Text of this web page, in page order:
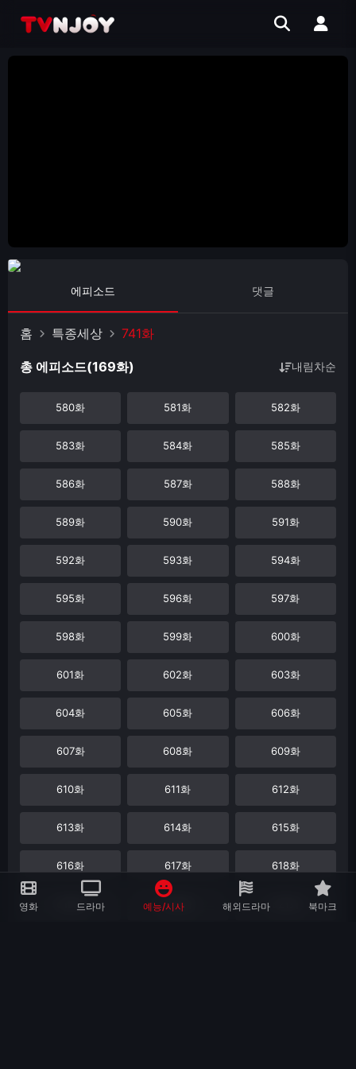
에피소드 댓글
홈 특종세상 741화
총 에피소드(169화) 내림차순
580화 581화 582화
583화 584화 585화
586화 587화 588화
589화 590화 591화
592화 593화 594화
595화 596화 597화
598화 599화 600화
601화 602화 603화
604화 605화 606화
607화 608화 609화
610화 611화 612화
613화 614화 615화
616화 617화 618화
619화 620화
영화 드라마 예능/시사 해외드라마 북마크